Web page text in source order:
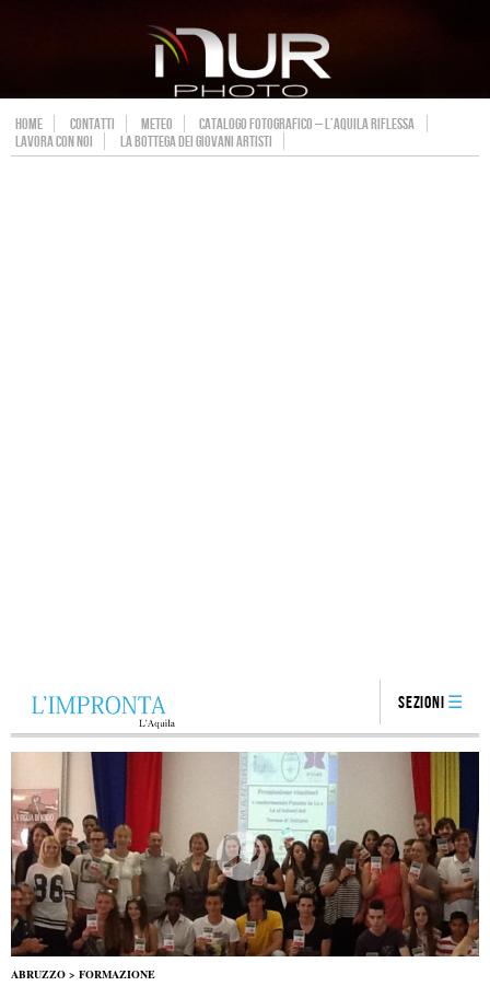
HOME CONTATTI METEO
CATALOGO FOTOGRAFICO – L’AQUILA RIFLESSA
LAVORA CON NOI
LA BOTTEGA DEI GIOVANI ARTISTI
Sezioni
ABRUZZO > FORMAZIONE